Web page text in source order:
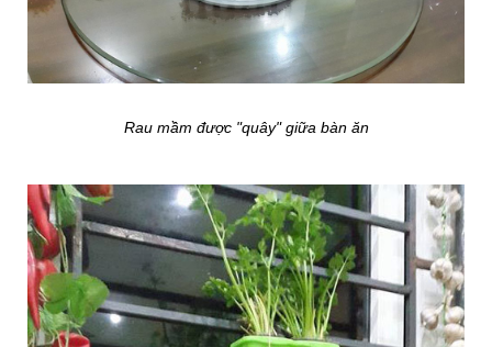
Rau mầm được "quây" giữa bàn ăn